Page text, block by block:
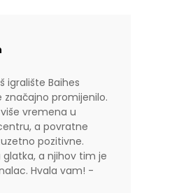
igralište Baihes
promijenilo.
vremena u
a povratne
pozitivne.
glatka, a njihov tim je
Hvala vam! -